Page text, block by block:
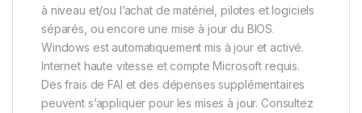
à niveau et/ou l’achat de matériel, pilotes et logiciels
séparés, ou encore une mise à jour du BIOS.
Windows est automatiquement mis à jour et activé.
Internet haute vitesse et compte Microsoft requis.
Des frais de FAI et des dépenses supplémentaires
peuvent s’appliquer pour les mises à jour. Consultez